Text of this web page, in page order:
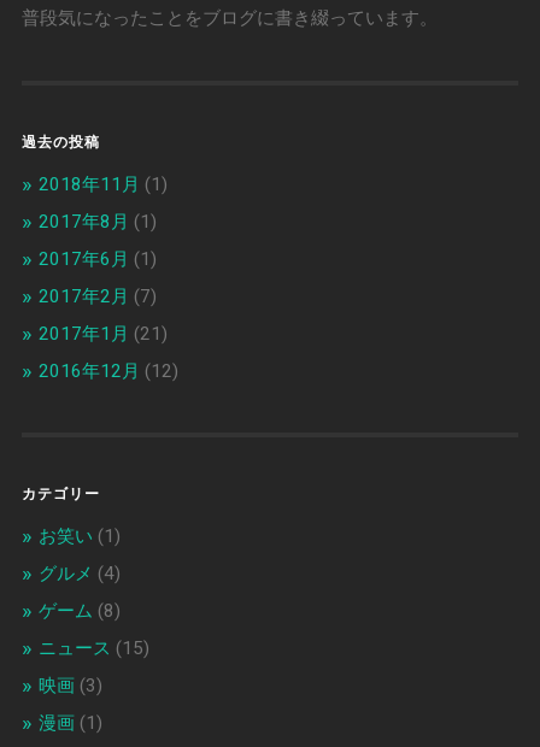
普段気になったことをブログに書き綴っています。
過去の投稿
2018年11月 (1)
2017年8月 (1)
2017年6月 (1)
2017年2月 (7)
2017年1月 (21)
2016年12月 (12)
カテゴリー
お笑い (1)
グルメ (4)
ゲーム (8)
ニュース (15)
映画(3)
漫画(1)